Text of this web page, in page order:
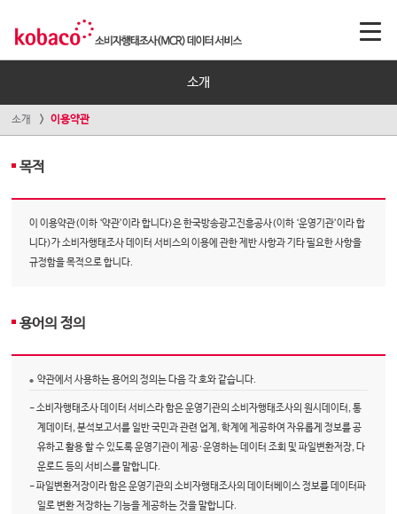
소개
소개 이용약관
목적
이 이용약관(이하 ‘약관’이라 합니다)은 한국방송광고진흥공사(이하 ‘운영기관’이라 합
니다)가 소비자행태조사 데이터 서비스의 이용에 관한 제반 사항과 기타 필요한 사항을
규정함을 목적으로 합니다.
용어의 정의
약관에서 사용하는 용어의 정의는 다음 각 호와 같습니다.
- 소비자행태조사 데이터 서비스라 함은 운영기관의 소비자행태조사의 원시데이터, 통
계데이터, 분석보고서를 일반 국민과 관련 업계, 학계에 제공하여 자유롭게 정보를 공
유하고 활용 할 수 있도록 운영기관이 제공·운영하는 데이터 조회 및 파일변환저장, 다
운로드 등의 서비스를 말합니다.
- 파일변환저장이라 함은 운영기관의 소비자행태조사의 데이터베이스 정보를 데이터파
일로 변환 저장하는 기능을 제공하는 것을 말합니다.